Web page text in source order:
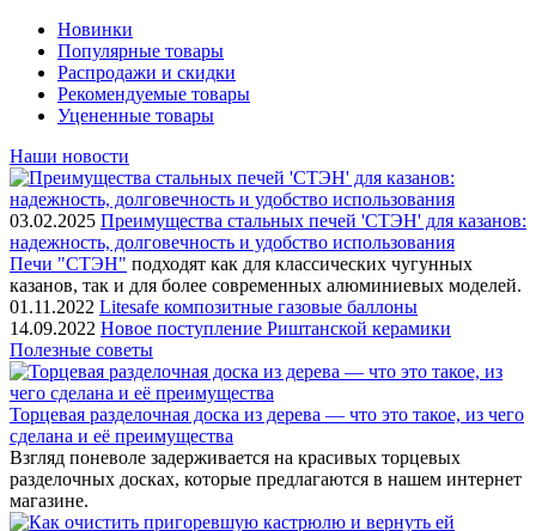
Новинки
Популярные товары
Распродажи и скидки
Рекомендуемые товары
Уцененные товары
Наши новости
03.02.2025 Преимущества стальных печей 'СТЭН' для казанов:
надежность, долговечность и удобство использования
Печи "СТЭН" подходят как для классических чугунных
казанов, так и для более современных алюминиевых моделей.
01.11.2022 Litesafe композитные газовые баллоны
14.09.2022 Новое поступление Риштанской керамики
Полезные советы
Торцевая разделочная доска из дерева — что это такое, из чего
сделана и её преимущества
Взгляд поневоле задерживается на красивых торцевых
разделочных досках, которые предлагаются в нашем интернет
магазине.